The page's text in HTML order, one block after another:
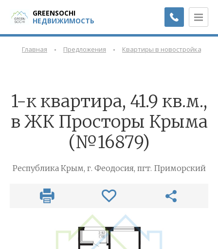
GREENSOCHI
НЕДВИЖИМОСТЬ
Главная - Предложения - Квартиры в новостройках
1-к квартира, 41.9 кв.м.,
в ЖК Просторы Крыма
(№16879)
Республика Крым, г. Феодосия, пгт. Приморский